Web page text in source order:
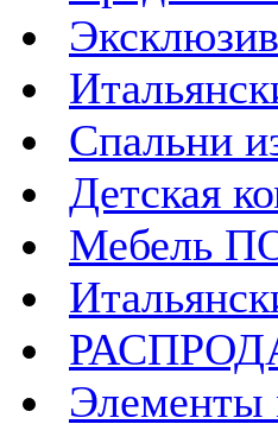
Спальни
Детская
Мебель
Элементы